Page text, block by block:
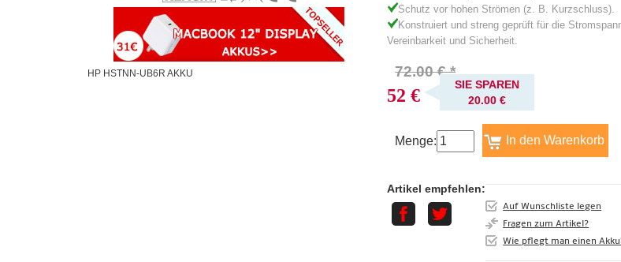
HP HSTNN-UB6R AKKU
Schutz vor hohen Strömen (z. B. Kurzschluss).
Konstruiert und streng geprüft für die
Vereinbarkeit und Sicherheit.
72.00 € *
52 €
SIE SPAREN
20.00 €
Menge:
Artikel empfehlen:
Auf Wunschliste legen
Fragen zum Artikel?
Wie pflegt man einen